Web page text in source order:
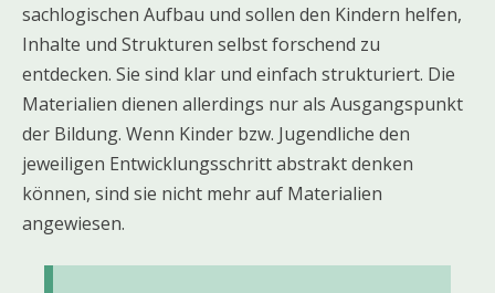
sachlogischen Aufbau und sollen den Kindern helfen,
Inhalte und Strukturen selbst forschend zu
entdecken. Sie sind klar und einfach strukturiert. Die
Materialien dienen allerdings nur als Ausgangspunkt
der Bildung. Wenn Kinder bzw. Jugendliche den
jeweiligen Entwicklungsschritt abstrakt denken
können, sind sie nicht mehr auf Materialien
angewiesen.